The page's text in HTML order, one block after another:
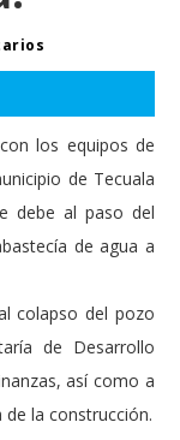
los equipos de
de Tecuala
debe al paso del
de agua a
colapso del pozo
de Desarrollo
así como a
la construcción.